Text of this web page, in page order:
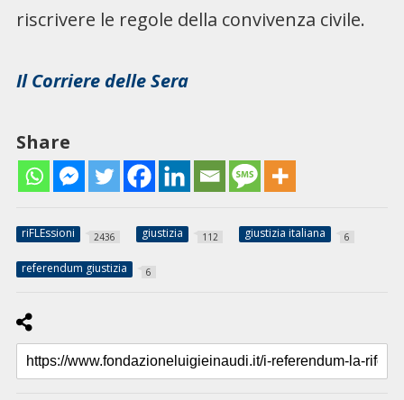
riscrivere le regole della convivenza civile.
Il Corriere delle Sera
Share
riFLEssioni 2436 giustizia 112 giustizia italiana 6
referendum giustizia 6